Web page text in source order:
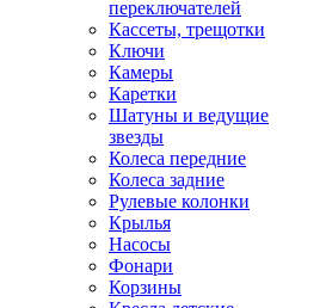
переключателей
Кассеты, трещотки
Ключи
Камеры
Каретки
Шатуны и ведущие
звезды
Колеса передние
Колеса задние
Рулевые колонки
Крылья
Насосы
Фонари
Корзины